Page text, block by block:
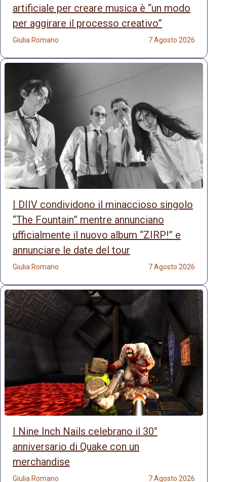
artificiale per creare musica è “un modo
per aggirare il processo creativo”
Giulia Romano 7 Agosto 2026
I DIIV condividono il minaccioso singolo
“The Fountain” mentre annunciano
ufficialmente il nuovo album “ZIRP!” e
annunciare le date del tour
Giulia Romano 7 Agosto 2026
I Nine Inch Nails celebrano il 30°
anniversario di Quake con un
merchandise
Giulia Romano 7 Agosto 2026